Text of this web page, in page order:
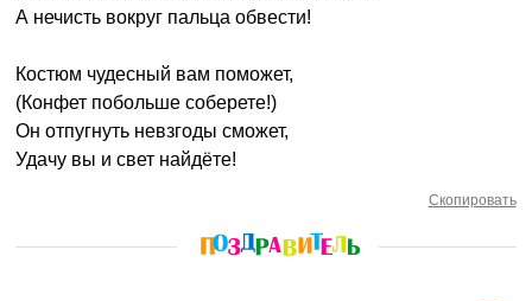
А нечисть вокруг пальца обвести!
Костюм чудесный вам поможет,
(Конфет побольше соберете!)
Он отпугнуть невзгоды сможет,
Удачу вы и свет найдёте!
Скопировать